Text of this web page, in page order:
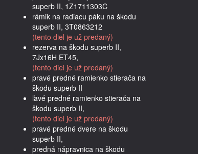
superb II, 1Z1711303C
rámik na radiacu páku na škodu
superb II, 3T0863212
(tento diel je už predaný)
rezerva na škodu superb II,
7Jx16H ET45,
(tento diel je už predaný)
pravé predné ramienko stierača na
škodu superb II
ľavé predné ramienko stierača na
škodu superb II,
(tento diel je už predaný)
pravé predné dvere na škodu
superb II,
predná nápravnica na škodu